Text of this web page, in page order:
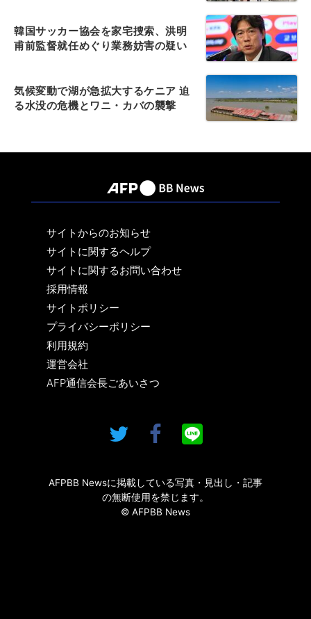
韓国サッカー協会を家宅捜索、洪明
甫前監督就任めぐり業務妨害の疑い
気候変動で湖が急拡大するケニア 迫
る水没の危機とワニ・カバの襲撃
サイトからのお知らせ
サイトに関するヘルプ
サイトに関するお問い合わせ
採用情報
サイトポリシー
プライバシーポリシー
利用規約
運営会社
AFP通信会長ごあいさつ
AFPBB Newsに掲載している写真・見出し・記事
の無断使用を禁じます。
© AFPBB News